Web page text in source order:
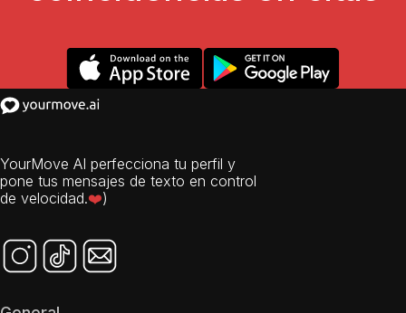
YourMove AI perfecciona tu perfil y
pone tus mensajes de texto en control
de velocidad.❤️)